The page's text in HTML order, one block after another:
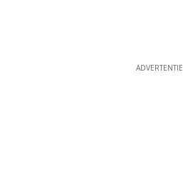
ADVERTENTIE